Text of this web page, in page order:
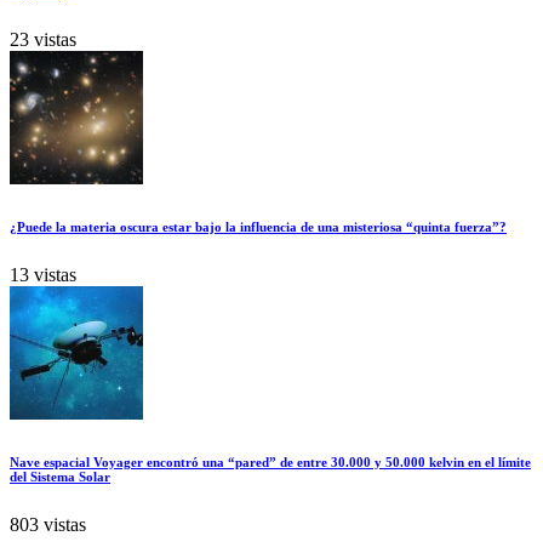
23 vistas
¿Puede la materia oscura estar bajo la influencia de una misteriosa “quinta fuerza”?
13 vistas
Nave espacial Voyager encontró una “pared” de entre 30.000 y 50.000 kelvin en el límite
del Sistema Solar
803 vistas